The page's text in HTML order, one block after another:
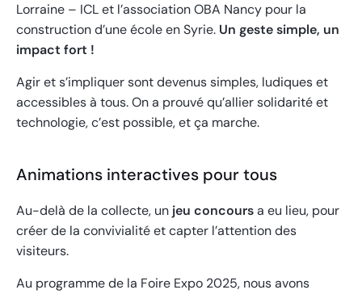
Lorraine – ICL et l’association OBA Nancy pour la
construction d’une école en Syrie. Un geste simple, un
impact fort !
Agir et s’impliquer sont devenus simples, ludiques et
accessibles à tous. On a prouvé qu’allier solidarité et
technologie, c’est possible, et ça marche.
Animations interactives pour tous
Au-delà de la collecte, un jeu concoursa eu lieu, pour
créer de la convivialité et capter l’attention des
visiteurs.
Au programme de la Foire Expo 2025, nous avons